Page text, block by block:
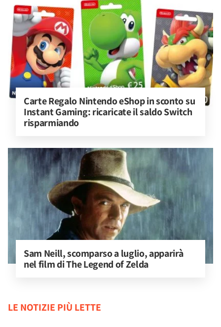
Carte Regalo Nintendo eShop in sconto su
Instant Gaming: ricaricate il saldo Switch
risparmiando
Sam Neill, scomparso a luglio, apparirà
nel film di The Legend of Zelda
LE NOTIZIE PIÙ LETTE